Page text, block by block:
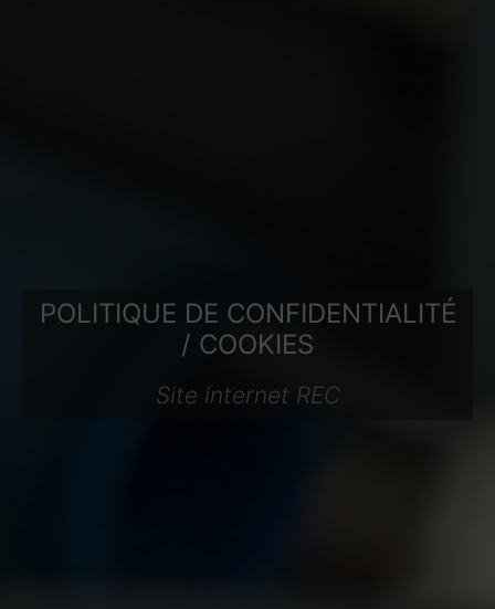
POLITIQUE DE CONFIDENTIALITÉ
/ COOKIES
Site internet REC